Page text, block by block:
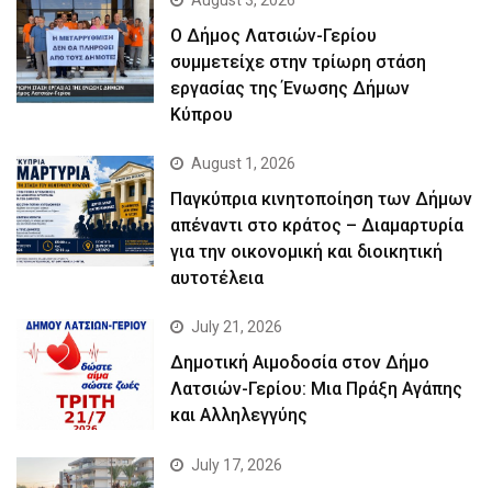
Ο Δήμος Λατσιών-Γερίου
συμμετείχε στην τρίωρη στάση
εργασίας της Ένωσης Δήμων
Κύπρου
August 1, 2026
Παγκύπρια κινητοποίηση των Δήμων
απέναντι στο κράτος – Διαμαρτυρία
για την οικονομική και διοικητική
αυτοτέλεια
July 21, 2026
Δημοτική Αιμοδοσία στον Δήμο
Λατσιών-Γερίου: Μια Πράξη Αγάπης
και Αλληλεγγύης
July 17, 2026